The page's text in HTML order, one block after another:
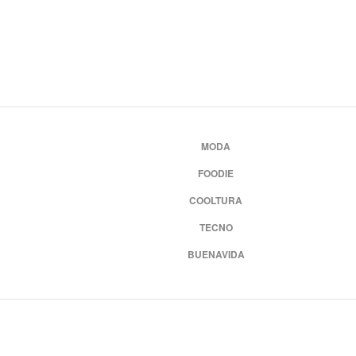
MODA
FOODIE
COOLTURA
TECNO
BUENAVIDA